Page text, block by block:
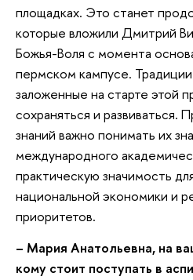
площадках. Это станет
которые вложили Дмитрий
Божья-Воля с момента
пермском кампусе.
заложенные на старте этой
сохраняться и развиваться.
знаний важно понимать их
международного
практическую значимость
национальной экономики и
приоритетов.
– Мария Анатольевна, на
кому стоит поступать в